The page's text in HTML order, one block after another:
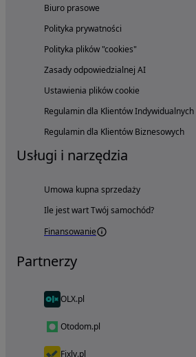
Biuro prasowe
Polityka prywatności
Polityka plików "cookies"
Zasady odpowiedzialnej AI
Ustawienia plików cookie
Regulamin dla Klientów Indywidualnych
Regulamin dla Klientów Biznesowych
Usługi i narzędzia
Umowa kupna sprzedaży
Ile jest wart Twój samochód?
Finansowanie
Partnerzy
OLX.pl
Otodom.pl
Fixly.pl